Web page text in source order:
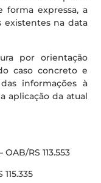
forma expressa, a
existentes na data
por orientação
caso concreto e
informações à
aplicação da atual
RS 113.553